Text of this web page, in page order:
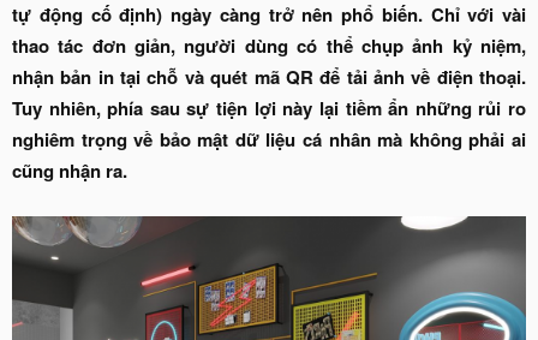
tự động cố định) ngày càng trở nên phổ biến. Chỉ với vài
thao tác đơn giản, người dùng có thể chụp ảnh kỷ niệm,
nhận bản in tại chỗ và quét mã QR để tải ảnh về điện thoại.
Tuy nhiên, phía sau sự tiện lợi này lại tiềm ẩn những rủi ro
nghiêm trọng về bảo mật dữ liệu cá nhân mà không phải ai
cũng nhận ra.